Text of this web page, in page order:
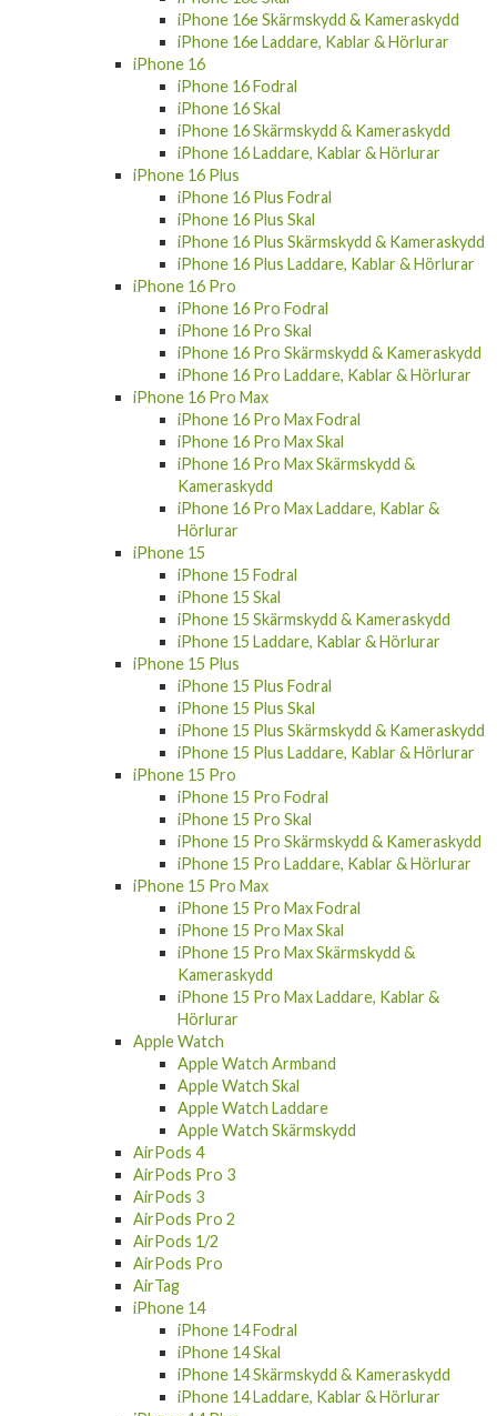
iPhone 16e Laddare, Kablar & Hörlurar
iPhone 16
iPhone 16 Fodral
iPhone 16 Skal
iPhone 16 Skärmskydd & Kameraskydd
iPhone 16 Laddare, Kablar & Hörlurar
iPhone 16 Plus
iPhone 16 Plus Fodral
iPhone 16 Plus Skal
iPhone 16 Plus Skärmskydd & Kameraskydd
iPhone 16 Plus Laddare, Kablar & Hörlurar
iPhone 16 Pro
iPhone 16 Pro Fodral
iPhone 16 Pro Skal
iPhone 16 Pro Skärmskydd & Kameraskydd
iPhone 16 Pro Laddare, Kablar & Hörlurar
iPhone 16 Pro Max
iPhone 16 Pro Max Fodral
iPhone 16 Pro Max Skal
iPhone 16 Pro Max Skärmskydd &
Kameraskydd
iPhone 16 Pro Max Laddare, Kablar &
Hörlurar
iPhone 15
iPhone 15 Fodral
iPhone 15 Skal
iPhone 15 Skärmskydd & Kameraskydd
iPhone 15 Laddare, Kablar & Hörlurar
iPhone 15 Plus
iPhone 15 Plus Fodral
iPhone 15 Plus Skal
iPhone 15 Plus Skärmskydd & Kameraskydd
iPhone 15 Plus Laddare, Kablar & Hörlurar
iPhone 15 Pro
iPhone 15 Pro Fodral
iPhone 15 Pro Skal
iPhone 15 Pro Skärmskydd & Kameraskydd
iPhone 15 Pro Laddare, Kablar & Hörlurar
iPhone 15 Pro Max
iPhone 15 Pro Max Fodral
iPhone 15 Pro Max Skal
iPhone 15 Pro Max Skärmskydd &
Kameraskydd
iPhone 15 Pro Max Laddare, Kablar &
Hörlurar
Apple Watch
Apple Watch Armband
Apple Watch Skal
Apple Watch Laddare
Apple Watch Skärmskydd
AirPods 4
AirPods Pro 3
AirPods 3
AirPods Pro 2
AirPods 1/2
AirPods Pro
AirTag
iPhone 14
iPhone 14 Fodral
iPhone 14 Skal
iPhone 14 Skärmskydd & Kameraskydd
iPhone 14 Laddare, Kablar & Hörlurar
iPhone 14 Plus